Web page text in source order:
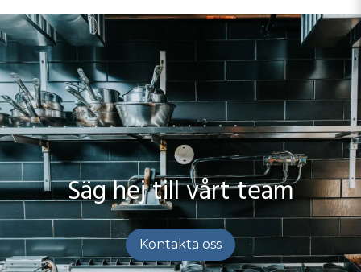
Säg hej till vårt team
Kontakta oss